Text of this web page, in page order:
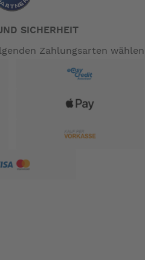
SICHERHEIT
Zahlungsarten